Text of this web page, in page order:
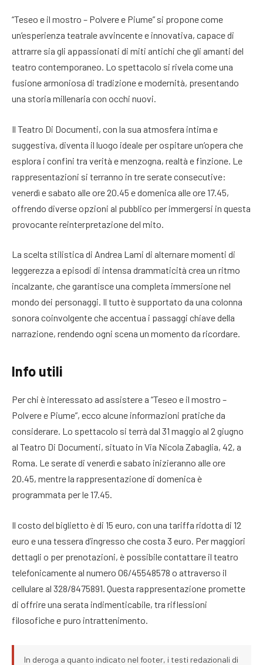
“Teseo e il mostro – Polvere e Piume” si propone come
un’esperienza teatrale avvincente e innovativa, capace di
attrarre sia gli appassionati di miti antichi che gli amanti del
teatro contemporaneo. Lo spettacolo si rivela come una
fusione armoniosa di tradizione e modernità, presentando
una storia millenaria con occhi nuovi.
Il Teatro Di Documenti, con la sua atmosfera intima e
suggestiva, diventa il luogo ideale per ospitare un’opera che
esplora i confini tra verità e menzogna, realtà e finzione. Le
rappresentazioni si terranno in tre serate consecutive:
venerdì e sabato alle ore 20.45 e domenica alle ore 17.45,
offrendo diverse opzioni al pubblico per immergersi in questa
provocante reinterpretazione del mito.
La scelta stilistica di Andrea Lami di alternare momenti di
leggerezza a episodi di intensa drammaticità crea un ritmo
incalzante, che garantisce una completa immersione nel
mondo dei personaggi. Il tutto è supportato da una colonna
sonora coinvolgente che accentua i passaggi chiave della
narrazione, rendendo ogni scena un momento da ricordare.
Info utili
Per chi è interessato ad assistere a “Teseo e il mostro –
Polvere e Piume”, ecco alcune informazioni pratiche da
considerare. Lo spettacolo si terrà dal 31 maggio al 2 giugno
al Teatro Di Documenti, situato in Via Nicola Zabaglia, 42, a
Roma. Le serate di venerdì e sabato inizieranno alle ore
20.45, mentre la rappresentazione di domenica è
programmata per le 17.45.
Il costo del biglietto è di 15 euro, con una tariffa ridotta di 12
euro e una tessera d’ingresso che costa 3 euro. Per maggiori
dettagli o per prenotazioni, è possibile contattare il teatro
telefonicamente al numero 06/45548578 o attraverso il
cellulare al 328/8475891. Questa rappresentazione promette
di offrire una serata indimenticabile, tra riflessioni
filosofiche e puro intrattenimento.
In deroga a quanto indicato nel footer, i testi redazionali di